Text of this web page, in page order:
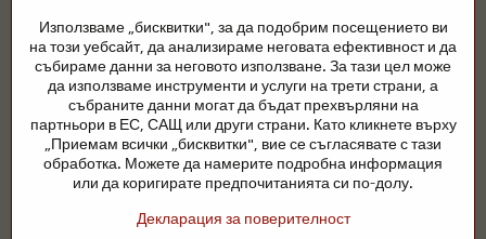
през цялата година. Също толкова важна е грижата за
животните, които са част от нашия живот.
Конете се нуждаят от висококачествени конски принадлежности,
правилно хранене и отговорни грижи, за да бъдат здрави, силни
и доволни. Независимо дали става въпрос за екипировка за
ездачи, развъдчици или любители на природата, целта е да се
създаде среда, която подкрепя естествения баланс,
Използваме „бисквитки", за да подобрим посещението ви
на този уебсайт, да анализираме неговата ефективност и да
събираме данни за неговото използване. За тази цел може
да използваме инструменти и услуги на трети страни, а
събраните данни могат да бъдат прехвърляни на
партньори в ЕС, САЩ или други страни. Като кликнете върху
„Приемам всички „бисквитки", вие се съгласявате с тази
обработка. Можете да намерите подробна информация
или да коригирате предпочитанията си по-долу.
Декларация за поверителност